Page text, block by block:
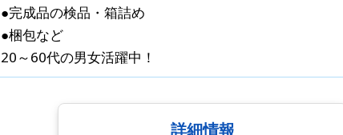
●完成品の検品・箱詰め
●梱包など
20～60代の男女活躍中！
詳細情報